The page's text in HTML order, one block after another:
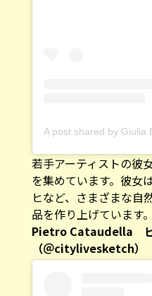
A post shared by Giulia
若手アーティストの彼
を集めています。彼女
ヒなど、さまざまな自
品を作り上げています。
Pietro Cataudella ピ
（＠citylivesketch）